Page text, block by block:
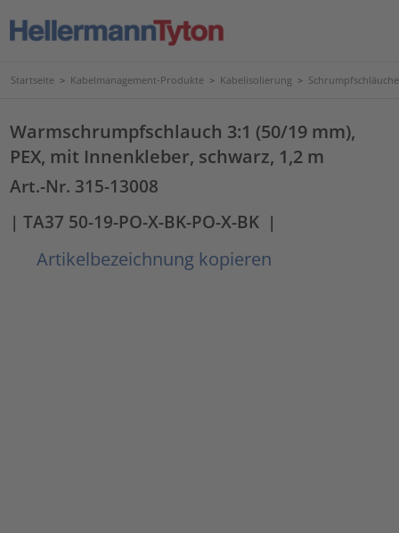
Startseite > Kabelmanagement-Produkte > Kabelisolierung > Schrumpfschläuche
Warmschrumpfschlauch 3:1 (50/19 mm),
PEX, mit Innenkleber, schwarz, 1,2 m
Art.-Nr. 315-13008
| TA37 50-19-PO-X-BK-PO-X-BK |
Artikelbezeichnung kopieren